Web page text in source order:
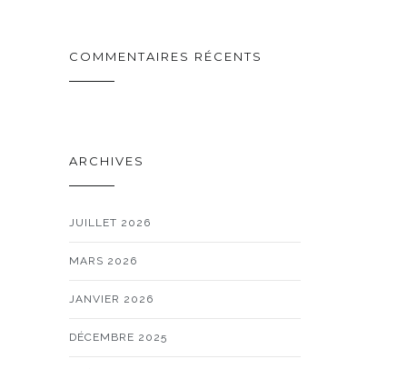
COMMENTAIRES RÉCENTS
ARCHIVES
JUILLET 2026
MARS 2026
JANVIER 2026
DÉCEMBRE 2025